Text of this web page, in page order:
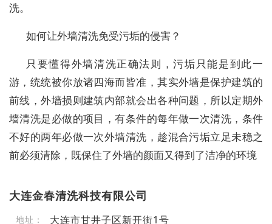
洗。
如何让外墙清洗免受污垢的侵害？
只要懂得外墙清洗正确法则，污垢只能是到此一
游，统统被你放诸四海而皆准，其实外墙是保护建筑的
前线，外墙损则建筑内部就会出各种问题，所以定期外
墙清洗是必做的项目，有条件的每年做一次清洗，条件
不好的两年必做一次外墙清洗，趁混合污垢立足未稳之
前必须清除，既保住了外墙的颜面又得到了洁净的环境
大连金春清洗科技有限公司
地址： 大连市甘井子区新开街1号